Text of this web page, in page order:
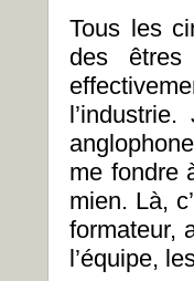
Tous les
des êtres
me fondre
mien. Là,
formateur,
l’équipe,